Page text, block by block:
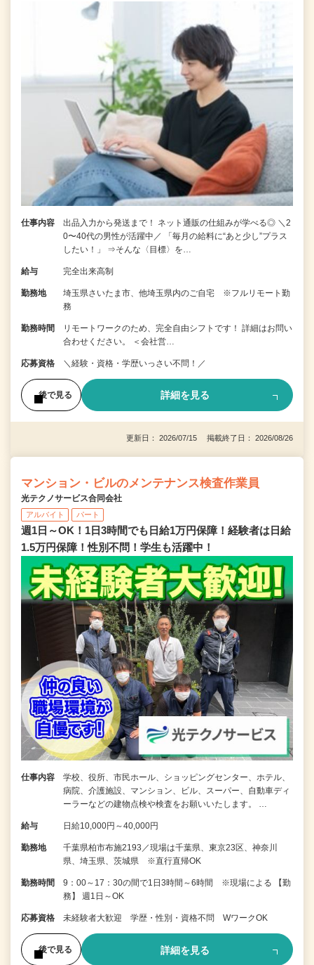
仕事内容
出品入力から発送まで！ ネット通販の仕組みが学べる◎ ＼2
0〜40代の男性が活躍中／ 「毎月の給料に“あと少し”プラス
したい！」 ⇒そんな〈目標〉を…
給与 完全出来高制
勤務地
埼玉県さいたま市、他埼玉県内のご自宅 ※フルリモート勤
務
勤務時間
リモートワークのため、完全自由シフトです！ 詳細はお問い
合わせください。 ＜会社営…
応募資格 ＼経験・資格・学歴いっさい不問！／
後で見る 詳細を見る
更新日： 2026/07/15 掲載終了日： 2026/08/26
マンション・ビルのメンテナンス検査作業員
光テクノサービス合同会社
アルバイト パート
週1日～OK！1日3時間でも日給1万円保障！経験者は日給
1.5万円保障！性別不問！学生も活躍中！
仕事内容
学校、役所、市民ホール、ショッピングセンター、ホテル、
病院、介護施設、マンション、ビル、スーパー、自動車ディ
ーラーなどの建物点検や検査をお願いいたします。 …
給与 日給10,000円～40,000円
勤務地
千葉県柏市布施2193／現場は千葉県、東京23区、神奈川
県、埼玉県、茨城県 ※直行直帰OK
勤務時間
9：00～17：30の間で1日3時間～6時間 ※現場による 【勤
務】 週1日～OK
応募資格 未経験者大歓迎 学歴・性別・資格不問 WワークOK
後で見る 詳細を見る